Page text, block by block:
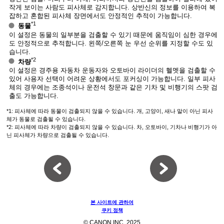
작게 보이는 사람도 피사체로 감지합니다. 상반신의 정보를 이용하여 복
잡하고 혼합된 피사체 장면에서도 안정적인 추적이 가능합니다.
동물*1
이 설정은 동물의 일부분을 검출할 수 있기 때문에 움직임이 심한 경우에
도 안정적으로 추적합니다. 왼쪽/오른쪽 눈 우선 순위를 지정할 수도 있
습니다.
차량*2
이 설정은 경주용 자동차 운동자와 오토바이 라이더의 헬멧을 검출할 수
있어 사용자 선택이 어려운 상황에서도 포커싱이 가능합니다. 일부 피사
체의 경우에는 조종석이나 운전석 창문과 같은 기차 및 비행기의 스팟 검
출도 가능합니다.
*1: 피사체에 따라 동물이 검출되지 않을 수 있습니다. 개, 고양이, 새나 말이 아닌 피사
체가 동물로 검출될 수 있습니다.
*2: 피사체에 따라 차량이 검출되지 않을 수 있습니다. 차, 오토바이, 기차나 비행기가 아
닌 피사체가 차량으로 검출될 수 있습니다.
본 사이트에 관하여
쿠키 정책
© CANON INC. 2025